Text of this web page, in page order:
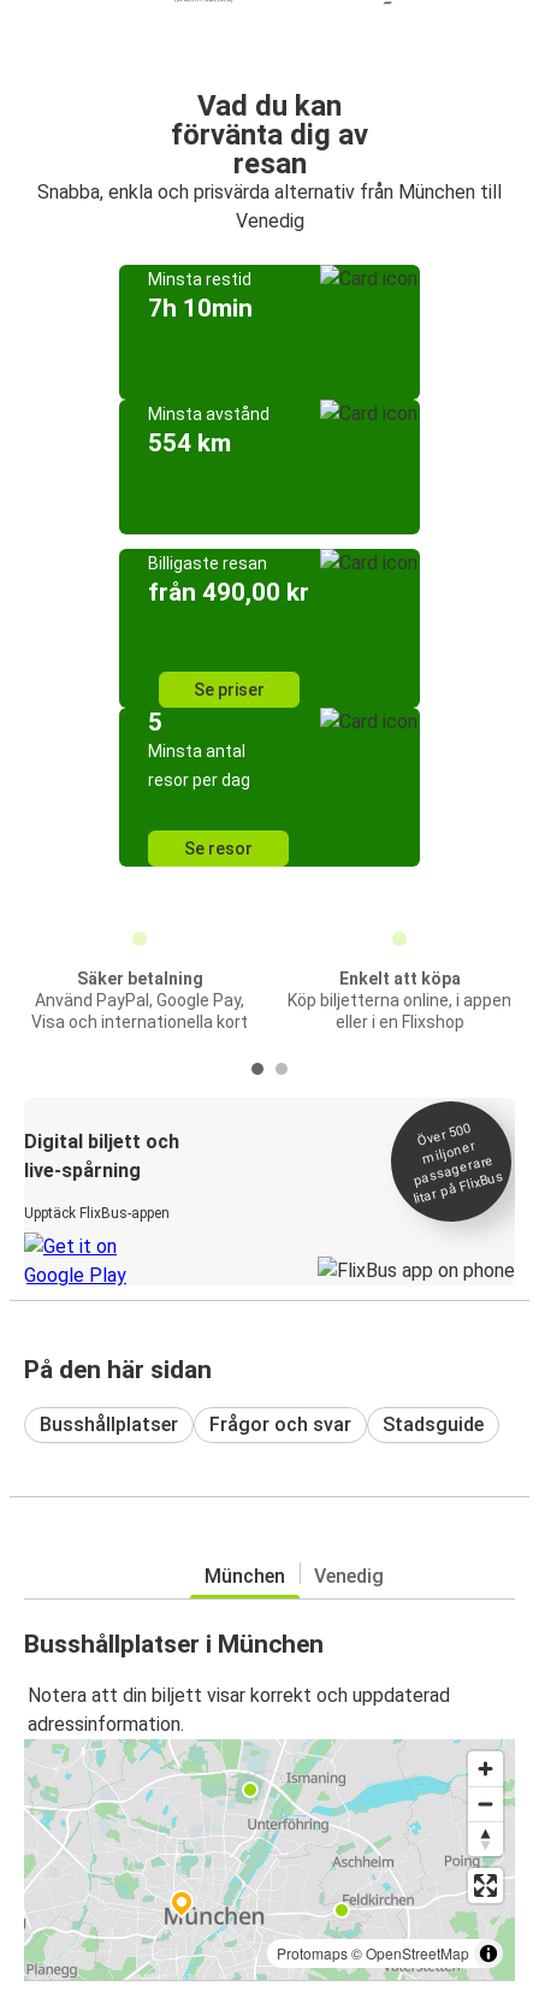
Vad du kan
förvänta dig av
resan
Snabba, enkla och prisvärda alternativ från München till
Venedig
Minsta restid
7h 10min
Minsta avstånd
554 km
Billigaste resan
från 490,00 kr
Se priser
5
Minsta antal
resor per dag
Se resor
Säker betalning
Använd PayPal, Google Pay,
Visa och internationella kort
Enkelt att köpa
Köp biljetterna online, i appen
eller i en Flixshop
Digital biljett och
live-spårning
Upptäck FlixBus-appen
Över 500
miljoner
passagerare
litar på FlixBus
På den här sidan
Busshållplatser Frågor och svar Stadsguide
München Venedig
Busshållplatser i München
Notera att din biljett visar korrekt och uppdaterad
adressinformation.
Protomaps©OpenStreetMap